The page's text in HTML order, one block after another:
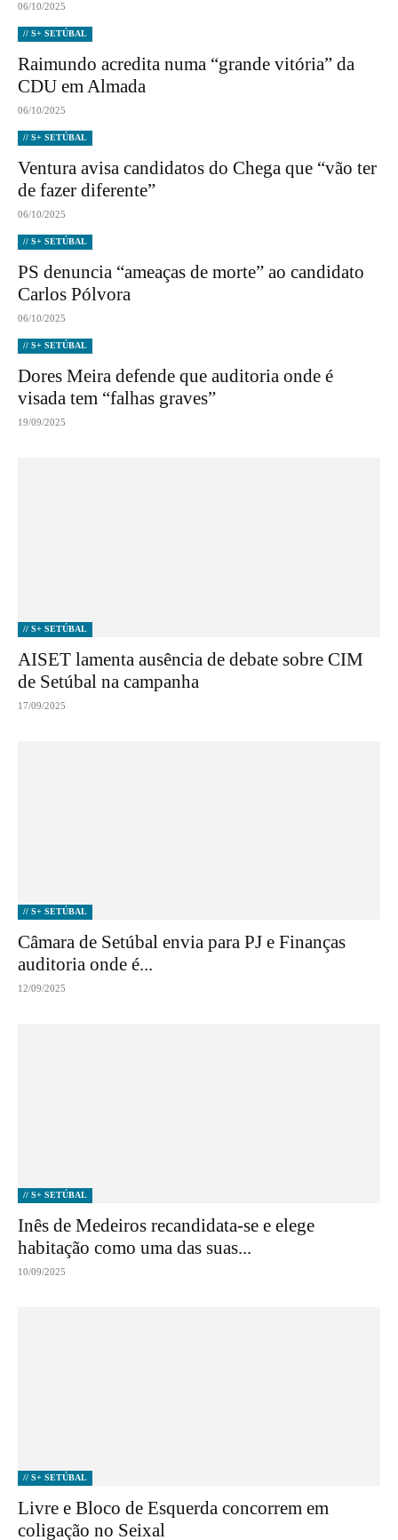
06/10/2025
// S+ SETÚBAL
Raimundo acredita numa “grande vitória” da
CDU em Almada
06/10/2025
// S+ SETÚBAL
Ventura avisa candidatos do Chega que “vão ter
de fazer diferente”
06/10/2025
// S+ SETÚBAL
PS denuncia “ameaças de morte” ao candidato
Carlos Pólvora
06/10/2025
// S+ SETÚBAL
Dores Meira defende que auditoria onde é
visada tem “falhas graves”
19/09/2025
// S+ SETÚBAL
AISET lamenta ausência de debate sobre CIM
de Setúbal na campanha
17/09/2025
// S+ SETÚBAL
Câmara de Setúbal envia para PJ e Finanças
auditoria onde é...
12/09/2025
// S+ SETÚBAL
Inês de Medeiros recandidata-se e elege
habitação como uma das suas...
10/09/2025
// S+ SETÚBAL
Livre e Bloco de Esquerda concorrem em
coligação no Seixal